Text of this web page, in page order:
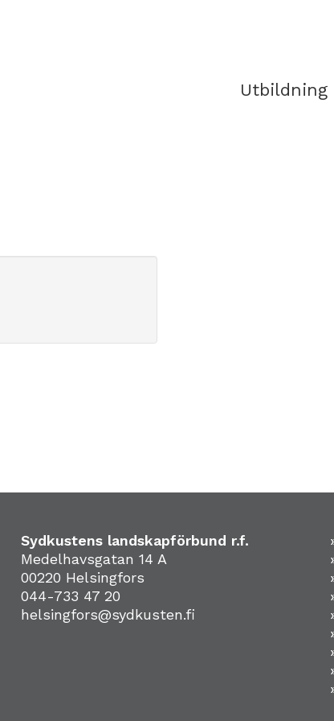
Utbildning
Sydkustens landskapförbund r.f.
Medelhavsgatan 14 A
00220 Helsingfors
044-733 47 20
helsingfors@sydkusten.fi